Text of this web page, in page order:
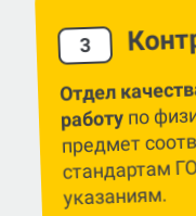
3
Отдел
работупо
предмет
стандартам
указаниям.